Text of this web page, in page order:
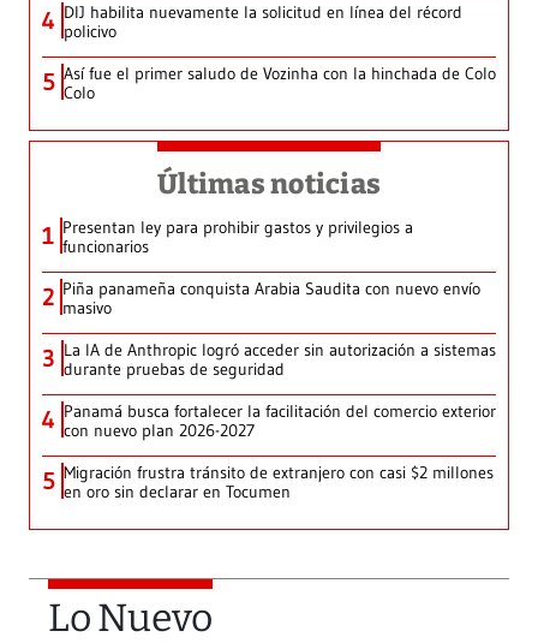
4 DIJ habilita nuevamente la solicitud en línea del récord
policivo
5 Así fue el primer saludo de Vozinha con la hinchada de Colo
Colo
Últimas noticias
1 Presentan ley para prohibir gastos y privilegios a
funcionarios
2 Piña panameña conquista Arabia Saudita con nuevo envío
masivo
3 La IA de Anthropic logró acceder sin autorización a sistemas
durante pruebas de seguridad
4 Panamá busca fortalecer la facilitación del comercio exterior
con nuevo plan 2026-2027
5 Migración frustra tránsito de extranjero con casi $2 millones
en oro sin declarar en Tocumen
Lo Nuevo